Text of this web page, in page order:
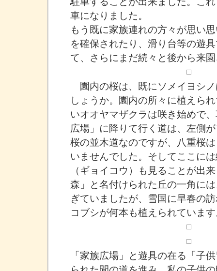
車になりました。
もう既に家族連れの方々が思い
を確保されたり、滑り台等の遊
て、さらにまだ続々と後から来
園内の桜は、既にソメイヨシ
しょうか。園内の所々に植えら
いオオヤマザクラは咲き始めで
広場」に降りて行く道は、左側
桜の並木道なのですが、八重桜
いませんでした。そしてここに
（ギョイコウ）も見ることが出
森」と名付けられた丘の一角に
ぎていましたが、雪国に早春の
コブシが何本も植えられていま
「家族広場」と遊具の在る「子